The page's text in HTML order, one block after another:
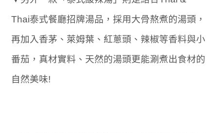
Thai泰式餐廳招牌湯品，採用大骨熬煮的湯頭，
再加入香茅、萊姆葉、紅蔥頭、辣椒等香料與小
番茄，真材實料、天然的湯頭更能涮煮出食材的
自然美味!